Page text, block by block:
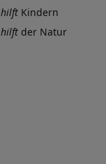
hilft Kindern
hilft der Natur